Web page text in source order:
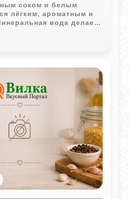
соком и белым
лёгким, ароматным и
вода делает
а кислинка
сладость